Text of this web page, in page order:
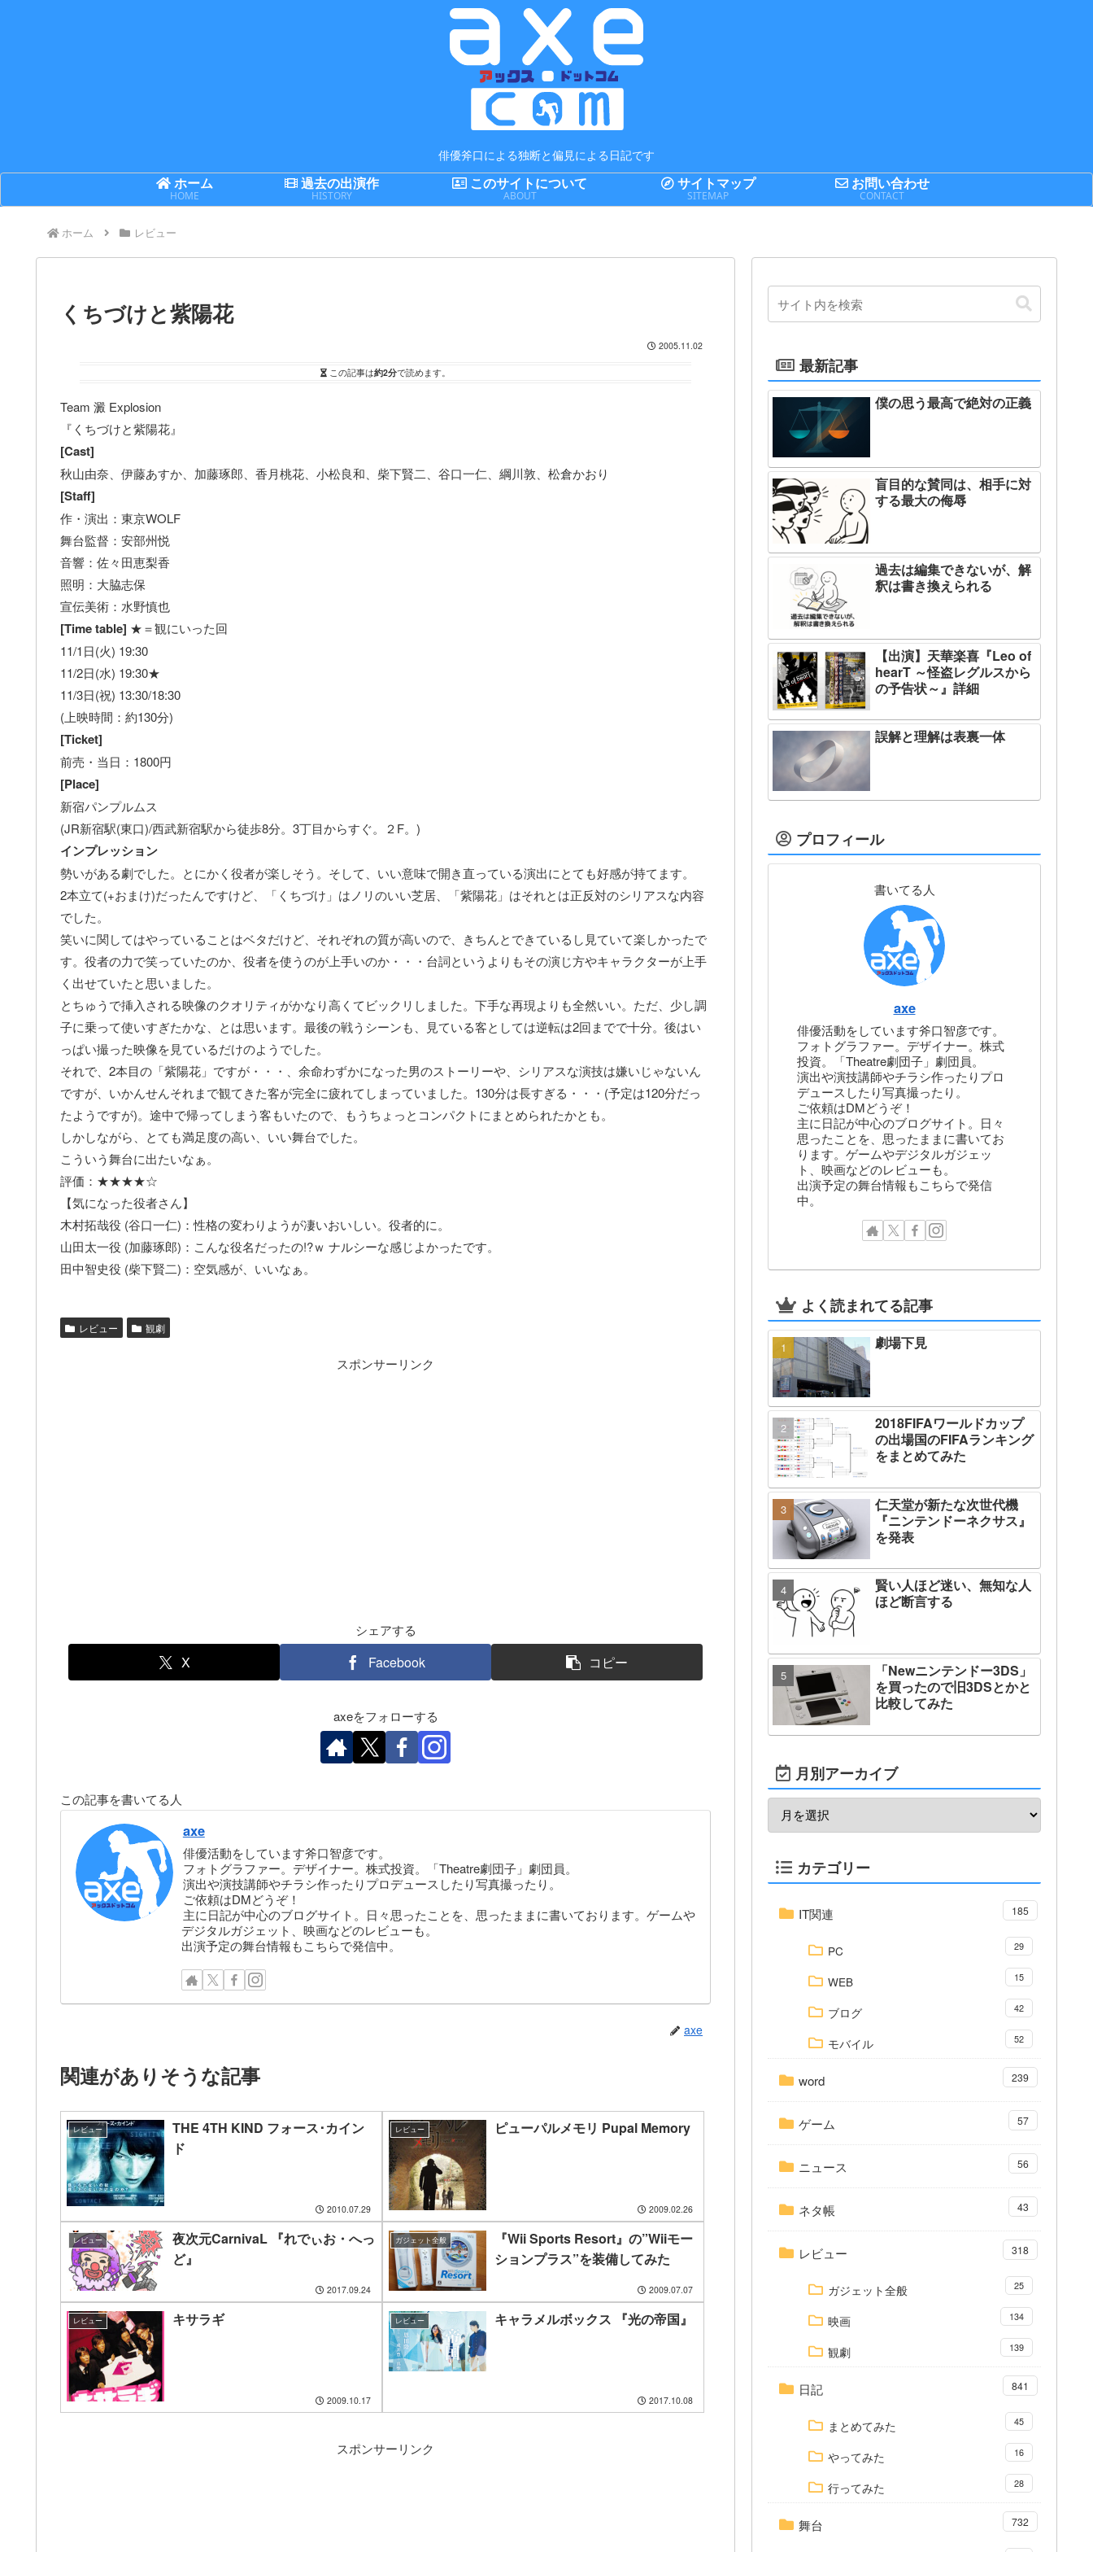
俳優斧口による独断と偏見による日記です
ホーム
HOME
過去の出演作
HISTORY
このサイトについて
ABOUT
サイトマップ
SITEMAP
お問い合わせ
CONTACT
ホーム レビュー
くちづけと紫陽花
2005.11.02
この記事は約2分で読めます。
Team 澱 Explosion
『くちづけと紫陽花』
[Cast]
秋山由奈、伊藤あすか、加藤琢郎、香月桃花、小松良和、柴下賢二、谷口一仁、綱川敦、松倉かおり
[Staff]
作・演出：東京WOLF
舞台監督：安部州悦
音響：佐々田恵梨香
照明：大脇志保
宣伝美術：水野慎也
[Time table] ★＝観にいった回
11/1日(火) 19:30
11/2日(水) 19:30★
11/3日(祝) 13:30/18:30
(上映時間：約130分)
[Ticket]
前売・当日：1800円
[Place]
新宿パンプルムス
(JR新宿駅(東口)/西武新宿駅から徒歩8分。3丁目からすぐ。２F。)
インプレッション
勢いがある劇でした。とにかく役者が楽しそう。そして、いい意味で開き直っている演出にとても好感が持てます。
2本立て(+おまけ)だったんですけど、「くちづけ」はノリのいい芝居、「紫陽花」はそれとは正反対のシリアスな内容
でした。
笑いに関してはやっていることはベタだけど、それぞれの質が高いので、きちんとできているし見ていて楽しかったで
す。役者の力で笑っていたのか、役者を使うのが上手いのか・・・台詞というよりもその演じ方やキャラクターが上手
く出せていたと思いました。
とちゅうで挿入される映像のクオリティがかなり高くてビックリしました。下手な再現よりも全然いい。ただ、少し調
子に乗って使いすぎたかな、とは思います。最後の戦うシーンも、見ている客としては逆転は2回までで十分。後はい
っぱい撮った映像を見ているだけのようでした。
それで、2本目の「紫陽花」ですが・・・、余命わずかになった男のストーリーや、シリアスな演技は嫌いじゃないん
ですが、いかんせんそれまで観てきた客が完全に疲れてしまっていました。130分は長すぎる・・・(予定は120分だっ
たようですが)。途中で帰ってしまう客もいたので、もうちょっとコンパクトにまとめられたかとも。
しかしながら、とても満足度の高い、いい舞台でした。
こういう舞台に出たいなぁ。
評価：★★★★☆
【気になった役者さん】
木村拓哉役 (谷口一仁)：性格の変わりようが凄いおいしい。役者的に。
山田太一役 (加藤琢郎)：こんな役名だったの!?ｗ ナルシーな感じよかったです。
田中智史役 (柴下賢二)：空気感が、いいなぁ。
レビュー 観劇
スポンサーリンク
シェアする
X Facebook コピー
axeをフォローする
この記事を書いてる人
axe
俳優活動をしています斧口智彦です。
フォトグラファー。デザイナー。株式投資。「Theatre劇団子」劇団員。
演出や演技講師やチラシ作ったりプロデュースしたり写真撮ったり。
ご依頼はDMどうぞ！
主に日記が中心のブログサイト。日々思ったことを、思ったままに書いております。ゲームや
デジタルガジェット、映画などのレビューも。
出演予定の舞台情報もこちらで発信中。
axe
関連がありそうな記事
レビュー
THE 4TH KIND フォース･カイン
ド
2010.07.29
レビュー ピューパルメモリ Pupal Memory
2009.02.26
レビュー
夜次元CarnivaL 『れでぃお・へっ
ど』
2017.09.24
ガジェット全般
『Wii Sports Resort』の”Wiiモー
ションプラス”を装備してみた
2009.07.07
レビュー キサラギ
2009.10.17
レビュー キャラメルボックス 『光の帝国』
2017.10.08
スポンサーリンク
最新記事
僕の思う最高で絶対の正義
盲目的な賛同は、相手に対
する最大の侮辱
過去は編集できないが、解
釈は書き換えられる
【出演】天華楽喜『Leo of
hearT ～怪盗レグルスから
の予告状～』詳細
誤解と理解は表裏一体
プロフィール
書いてる人
axe
俳優活動をしています斧口智彦です。
フォトグラファー。デザイナー。株式
投資。「Theatre劇団子」劇団員。
演出や演技講師やチラシ作ったりプロ
デュースしたり写真撮ったり。
ご依頼はDMどうぞ！
主に日記が中心のブログサイト。日々
思ったことを、思ったままに書いてお
ります。ゲームやデジタルガジェッ
ト、映画などのレビューも。
出演予定の舞台情報もこちらで発信
中。
よく読まれてる記事
劇場下見
2018FIFAワールドカップ
の出場国のFIFAランキング
をまとめてみた
仁天堂が新たな次世代機
『ニンテンドーネクサス』
を発表
賢い人ほど迷い、無知な人
ほど断言する
「Newニンテンドー3DS」
を買ったので旧3DSとかと
比較してみた
月別アーカイブ
カテゴリー
IT関連 185
PC 29
WEB 15
ブログ 42
モバイル 52
word 239
ゲーム 57
ニュース 56
ネタ帳 43
レビュー 318
ガジェット全般 25
映画 134
観劇 139
日記 841
まとめてみた 45
やってみた 16
行ってみた 28
舞台 732